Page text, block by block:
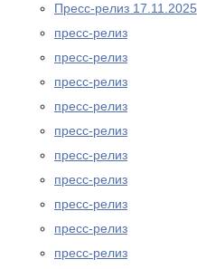
Пресс-релиз 17.11.2025
пресс-релиз
пресс-релиз
пресс-релиз
пресс-релиз
пресс-релиз
пресс-релиз
пресс-релиз
пресс-релиз
пресс-релиз
пресс-релиз